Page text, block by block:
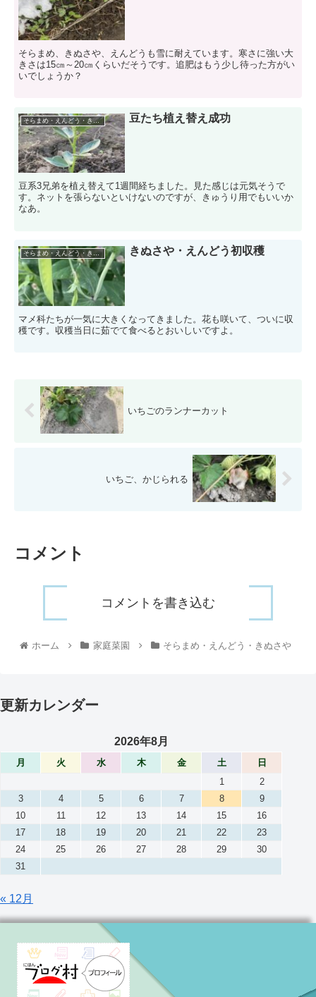
そらまめ、きぬさや、えんどうも雪に耐えています。寒さに強い大
きさは15㎝～20㎝くらいだそうです。追肥はもう少し待った方がい
いでしょうか？
そらまめ・えんどう・きぬさや 豆たち植え替え成功
豆系3兄弟を植え替えて1週間経ちました。見た感じは元気そうで
す。ネットを張らないといけないのですが、きゅうり用でもいいか
なあ。
そらまめ・えんどう・きぬさや きぬさや・えんどう初収穫
マメ科たちが一気に大きくなってきました。花も咲いて、ついに収
穫です。収穫当日に茹でて食べるとおいしいですよ。
いちごのランナーカット
いちご、かじられる
コメント
コメントを書き込む
ホーム 家庭菜園 そらまめ・えんどう・きぬさや
更新カレンダー
2026年8月
月 火 水 木 金 土
日
1
2
3
4 5 6 7 8
9
10
11 12 13 14 15
16
17
18 19 20 21 22
23
24
25 26 27 28 29
30
31
« 12月